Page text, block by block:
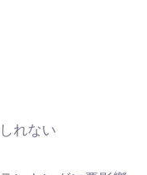
れない